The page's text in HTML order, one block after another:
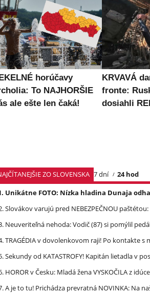
horúčavy
To NAJHORŠIE
ale ešte len čaká!
KRVAVÁ
fronte:
dosiahli
ZO SLOVENSKA 7 dní
24 hod
Unikátne FOTO: Nízka hladina Dunaja
Slovákov varujú pred NEBEZPEČNOU paštétou:
Neuveriteľná nehoda: Vodič (87) si pomýlil
TRAGÉDIA v dovolenkovom raji! Po kontakte s
Sekundy od KATASTROFY! Kapitán lietadla v
HOROR v Česku: Mladá žena VYSKOČILA z
A je to tu! Prichádza prevratná NOVINKA: Na